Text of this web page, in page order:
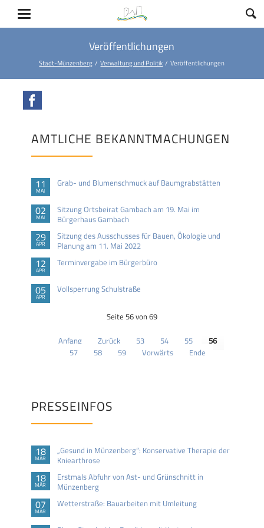
Veröffentlichungen
Stadt-Münzenberg Verwaltung und Politik Veröffentlichungen
AMTLICHE BEKANNTMACHUNGEN
11
MAI
Grab- und Blumenschmuck auf Baumgrabstätten
02
MAI
Sitzung Ortsbeirat Gambach am 19. Mai im
Bürgerhaus Gambach
29
APR
Sitzung des Ausschusses für Bauen, Ökologie und
Planung am 11. Mai 2022
12
APR
Terminvergabe im Bürgerbüro
05
APR
Vollsperrung Schulstraße
Seite 56 von 69
Anfang Zurück 53 54 55
56
57
58 59 Vorwärts Ende
PRESSEINFOS
18
MÄR
„Gesund in Münzenberg“: Konservative Therapie der
Kniearthrose
18
MÄR
Erstmals Abfuhr von Ast- und Grünschnitt in
Münzenberg
07
MÄR
Wetterstraße: Bauarbeiten mit Umleitung